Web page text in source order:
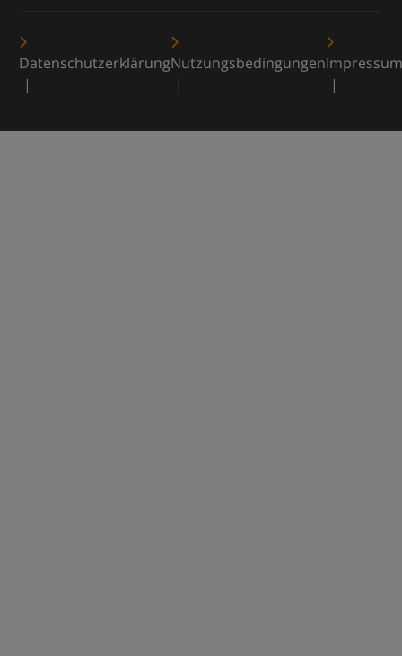
DatenschutzerklärungNutzungsbedingungenImpressum